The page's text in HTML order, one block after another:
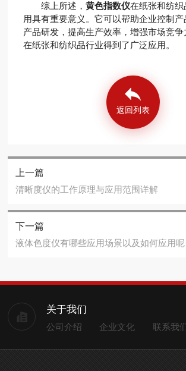
综上所述， 黄色指数仪在纸张和纺织
用具有重要意义。它可以帮助企业控制
产品研发，提高生产效率，增强市场竞
在纸张和纺织品行业得到了广泛应用。
返回列表
上一篇
清晰度仪的工作原理与应用范围详解
下一篇
液体色度仪有哪些应用场景以及如何应用呢
关于我们
公司介绍 企业文化 联系我